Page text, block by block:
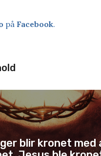
på Facebook.
blir kronet